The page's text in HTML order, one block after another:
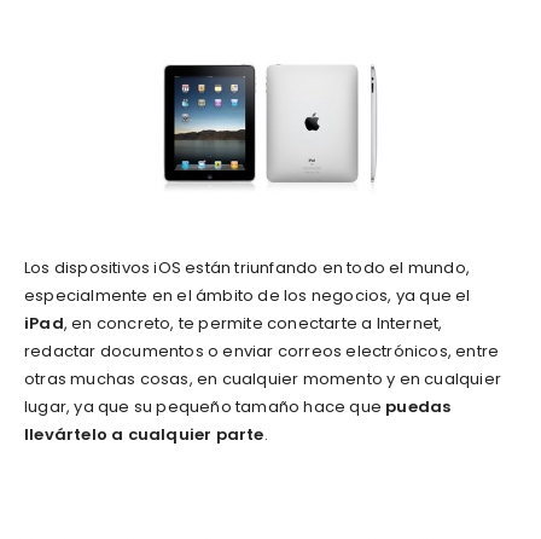
Los dispositivos iOS están triunfando en todo el mundo,
especialmente en el ámbito de los negocios, ya que el
iPad, en concreto, te permite conectarte a Internet,
redactar documentos o enviar correos electrónicos, entre
otras muchas cosas, en cualquier momento y en cualquier
lugar, ya que su pequeño tamaño hace que puedas
llevártelo a cualquier parte.